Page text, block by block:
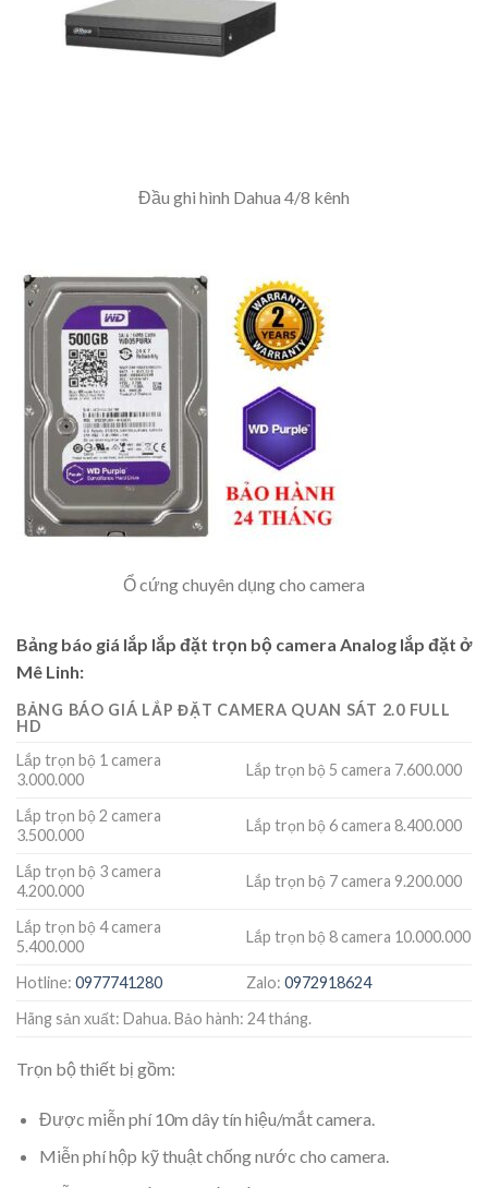
Đầu ghi hình Dahua 4/8 kênh
Ổ cứng chuyên dụng cho camera
Bảng báo giá lắp lắp đặt trọn bộ camera Analog lắp đặt ở
Mê Linh:
BẢNG BÁO GIÁ LẮP ĐẶT CAMERA QUAN SÁT 2.0 FULL
HD
Lắp trọn bộ 1 camera
3.000.000
Lắp trọn bộ 5 camera 7.600.000
Lắp trọn bộ 2 camera
3.500.000
Lắp trọn bộ 6 camera 8.400.000
Lắp trọn bộ 3 camera
4.200.000
Lắp trọn bộ 7 camera 9.200.000
Lắp trọn bộ 4 camera
5.400.000
Lắp trọn bộ 8 camera 10.000.000
Hotline: 0977741280 Zalo:0972918624
Hãng sản xuất: Dahua. Bảo hành: 24 tháng.
Trọn bộ thiết bị gồm:
Được miễn phí 10m dây tín hiệu/mắt camera.
Miễn phí hộp kỹ thuật chống nước cho camera.